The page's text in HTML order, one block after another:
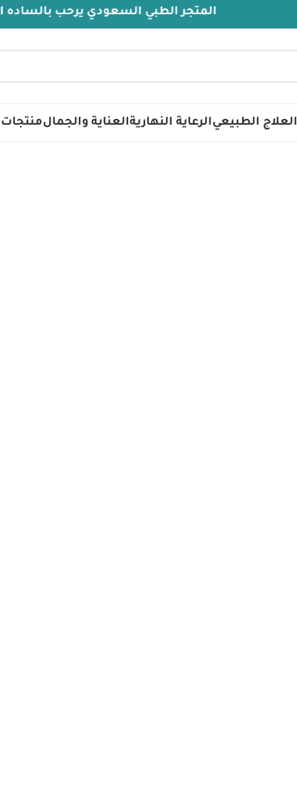
المتجر الطبي السعودي يرحب بالساده
العلاج الطبيعيالرعاية النهاريةالعناية والجمال